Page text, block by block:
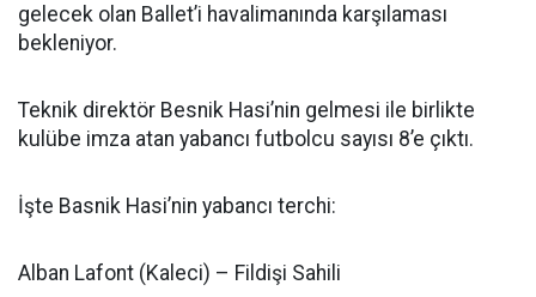
gelecek olan Ballet’i havalimanında karşılaması
bekleniyor.
Teknik direktör Besnik Hasi’nin gelmesi ile birlikte
kulübe imza atan yabancı futbolcu sayısı 8’e çıktı.
İşte Basnik Hasi’nin yabancı terchi:
Alban Lafont (Kaleci) – Fildişi Sahili